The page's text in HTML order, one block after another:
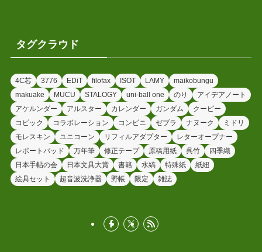
タグクラウド
4C芯 3776 EDiT filofax ISOT LAMY
maikobungu
makuake
MUCU STALOGY uni-ball one のり
アイデアノート
アケルンダー
アルスター カレンダー ガンダム
クーピー
コピック
コラボレーション コンビニ ゼブラ ナヌーク
ミドリ
モレスキン
ユニコーン リフィルアダプター
レターオープナー
レポートパッド
万年筆 修正テープ 原稿用紙 呉竹
四季織
日本手帖の会
日本文具大賞 書籍 水縞 特殊紙
紙紐
絵具セット
超音波洗浄器 野帳 限定 雑誌